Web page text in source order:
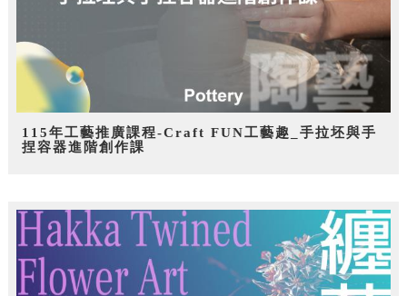
115年工藝推廣課程-Craft FUN工藝趣_手拉坯與手
捏容器進階創作課